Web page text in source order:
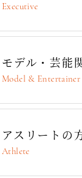
Executive
モデル・芸能
Model & Entertainer
アスリートの
Athlete